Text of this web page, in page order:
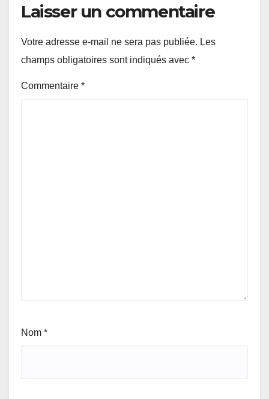
Laisser un commentaire
Votre adresse e-mail ne sera pas publiée. Les
champs obligatoires sont indiqués avec *
Commentaire *
Nom *